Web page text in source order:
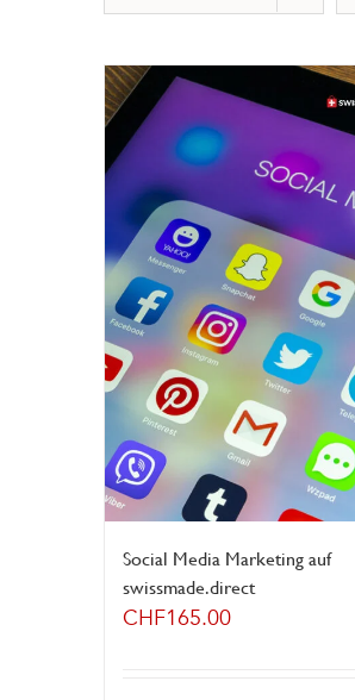
Social Media Marketing auf
swissmade.direct
CHF165.00